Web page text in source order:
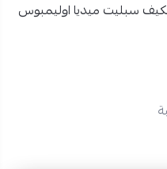
سبليت ميديا اوليمبوس
تبريد استثنائية مع
أمان متقدمة لضمان
منعشة وصحية مع مكيف
العصري!
بارد: